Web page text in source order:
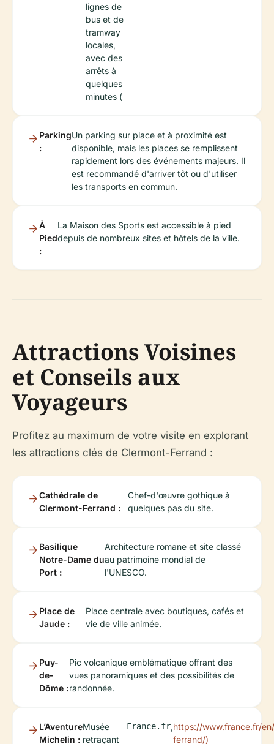
lignes de
bus et de
tramway
locales,
avec des
arrêts à
quelques
minutes (
Parking
:
Un parking sur place et à proximité est
disponible, mais les places se remplissent
rapidement lors des événements majeurs. Il
est recommandé d'arriver tôt ou d'utiliser
les transports en commun.
À
Pied
:
La Maison des Sports est accessible à pied
depuis de nombreux sites et hôtels de la ville.
Attractions Voisines
et Conseils aux
Voyageurs
Profitez au maximum de votre visite en explorant
les attractions clés de Clermont-Ferrand :
Cathédrale de
Clermont-Ferrand :
Chef-d'œuvre gothique à
quelques pas du site.
Basilique
Notre-Dame du
Port :
Architecture romane et site classé
au patrimoine mondial de
l'UNESCO.
Place de
Jaude :
Place centrale avec boutiques, cafés et
vie de ville animée.
Puy-
de-
Dôme :
Pic volcanique emblématique offrant des
vues panoramiques et des possibilités de
randonnée.
L’Aventure
Michelin :
Musée
retraçant
France.fr,https://www.france.fr/
ferrand/)